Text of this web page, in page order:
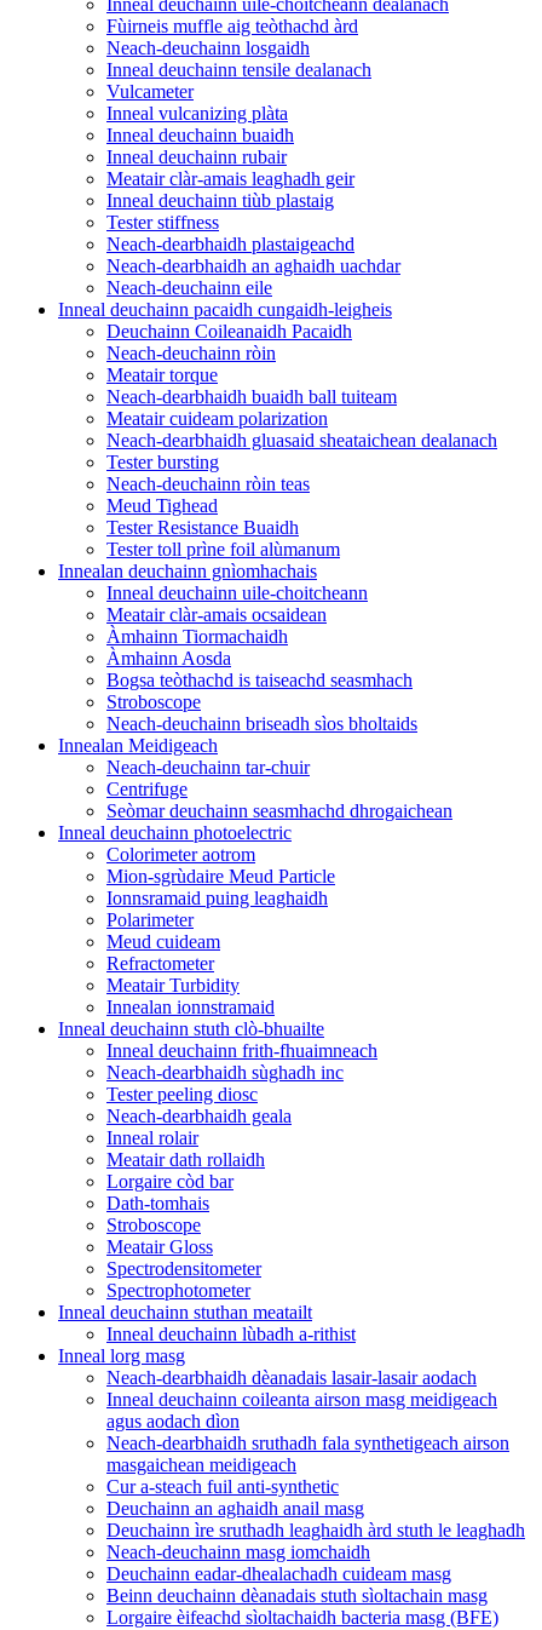
Fùirneis muffle aig teòthachd àrd
Neach-deuchainn losgaidh
Inneal deuchainn tensile dealanach
Vulcameter
Inneal vulcanizing plàta
Inneal deuchainn buaidh
Inneal deuchainn rubair
Meatair clàr-amais leaghadh geir
Inneal deuchainn tiùb plastaig
Tester stiffness
Neach-dearbhaidh plastaigeachd
Neach-dearbhaidh an aghaidh uachdar
Neach-deuchainn eile
Inneal deuchainn pacaidh cungaidh-leigheis
Deuchainn Coileanaidh Pacaidh
Neach-deuchainn ròin
Meatair torque
Neach-dearbhaidh buaidh ball tuiteam
Meatair cuideam polarization
Neach-dearbhaidh gluasaid sheataichean dealanach
Tester bursting
Neach-deuchainn ròin teas
Meud Tighead
Tester Resistance Buaidh
Tester toll prìne foil alùmanum
Innealan deuchainn gnìomhachais
Inneal deuchainn uile-choitcheann
Meatair clàr-amais ocsaidean
Àmhainn Tiormachaidh
Àmhainn Aosda
Bogsa teòthachd is taiseachd seasmhach
Stroboscope
Neach-deuchainn briseadh sìos bholtaids
Innealan Meidigeach
Neach-deuchainn tar-chuir
Centrifuge
Seòmar deuchainn seasmhachd dhrogaichean
Inneal deuchainn photoelectric
Colorimeter aotrom
Mion-sgrùdaire Meud Particle
Ionnsramaid puing leaghaidh
Polarimeter
Meud cuideam
Refractometer
Meatair Turbidity
Innealan ionnstramaid
Inneal deuchainn stuth clò-bhuailte
Inneal deuchainn frith-fhuaimneach
Neach-dearbhaidh sùghadh inc
Tester peeling diosc
Neach-dearbhaidh geala
Inneal rolair
Meatair dath rollaidh
Lorgaire còd bar
Dath-tomhais
Stroboscope
Meatair Gloss
Spectrodensitometer
Spectrophotometer
Inneal deuchainn stuthan meatailt
Inneal deuchainn lùbadh a-rithist
Inneal lorg masg
Neach-dearbhaidh dèanadais lasair-lasair aodach
Inneal deuchainn coileanta airson masg meidigeach
agus aodach dìon
Neach-dearbhaidh sruthadh fala synthetigeach airson
masgaichean meidigeach
Cur a-steach fuil anti-synthetic
Deuchainn an aghaidh anail masg
Deuchainn ìre sruthadh leaghaidh àrd stuth le leaghadh
Neach-deuchainn masg iomchaidh
Deuchainn eadar-dhealachadh cuideam masg
Beinn deuchainn dèanadais stuth sìoltachain masg
Lorgaire èifeachd sìoltachaidh bacteria masg (BFE)